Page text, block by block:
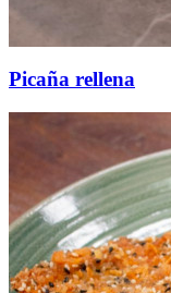
Picaña rellena